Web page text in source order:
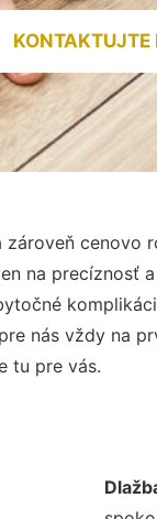
KONTAKTUJTE
na
nás vždy na
tu pre vás.